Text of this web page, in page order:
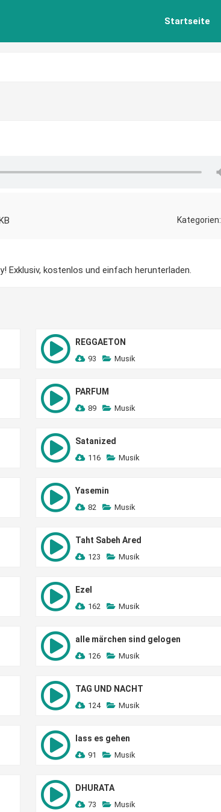
Startseite
Kategorien:
Exklusiv, kostenlos und einfach herunterladen.
REGGAETON
93 Musik
PARFUM
89 Musik
Satanized
116 Musik
Yasemin
82 Musik
Taht Sabeh Ared
123 Musik
Ezel
162 Musik
alle märchen sind gelogen
126 Musik
TAG UND NACHT
124 Musik
lass es gehen
91 Musik
DHURATA
73 Musik